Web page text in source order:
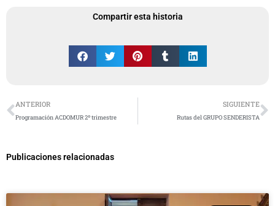
Compartir esta historia
Ant
ANTERIOR
Programación ACDOMUR 2º trimestre
SIGUIENTE
Rutas del GRUPO SENDERISTA
Publicaciones relacionadas